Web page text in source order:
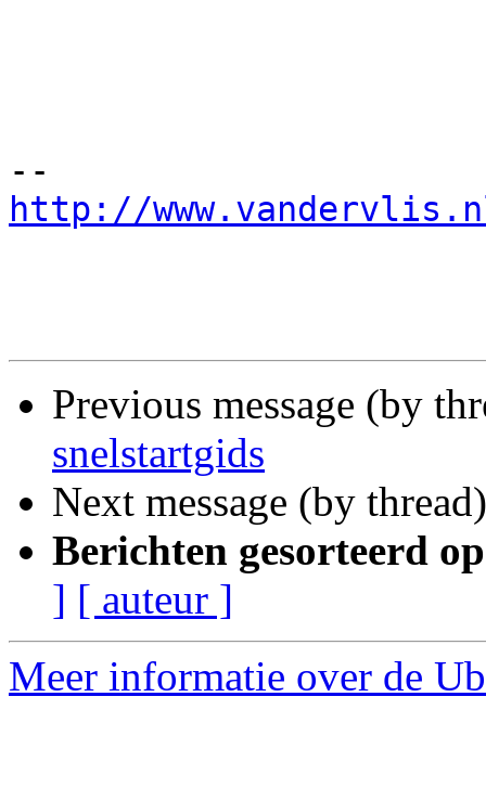
http://
Previous message (by
snelstartgids
Next message (by
Berichten gesorteerd
] [ auteur ]
Meer informatie over de